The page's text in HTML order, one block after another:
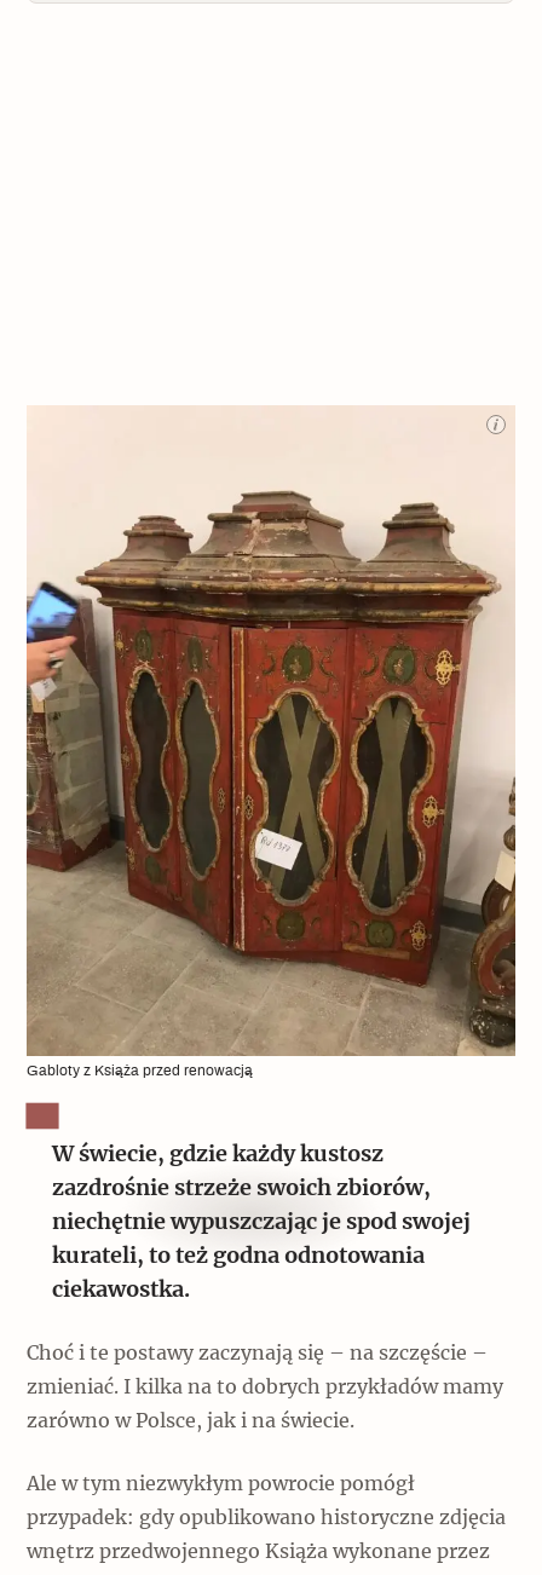
Gabloty z Książa przed renowacją
W świecie, gdzie każdy kustosz
zazdrośnie strzeże swoich zbiorów,
niechętnie wypuszczając je spod swojej
kurateli, to też godna odnotowania
ciekawostka.
Choć i te postawy zaczynają się – na szczęście –
zmieniać. I kilka na to dobrych przykładów mamy
zarówno w Polsce, jak i na świecie.
Ale w tym niezwykłym powrocie pomógł
przypadek: gdy opublikowano historyczne zdjęcia
wnętrz przedwojennego Książa wykonane przez